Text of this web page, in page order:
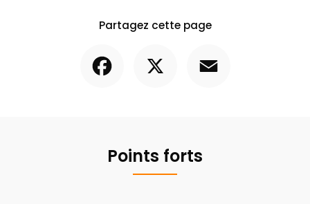
Partagez cette page
Points forts